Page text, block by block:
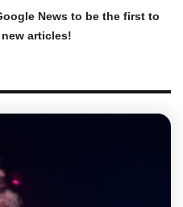
News to be the first to
articles!